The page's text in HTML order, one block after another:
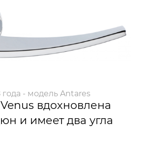
года - модель Antares
вдохновлена
и имеет два угла